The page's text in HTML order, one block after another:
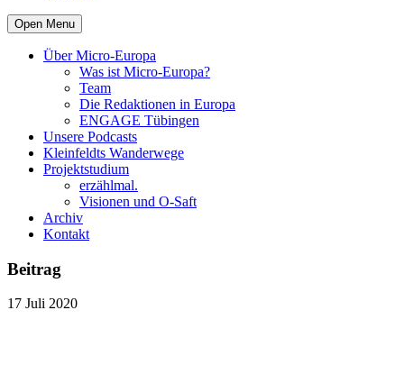
Open Menu
Über Micro-Europa
Was ist Micro-Europa?
Team
Die Redaktionen in Europa
ENGAGE Tübingen
Unsere Podcasts
Kleinfeldts Wanderwege
Projektstudium
erzählmal.
Visionen und O-Saft
Archiv
Kontakt
Beitrag
17 Juli 2020